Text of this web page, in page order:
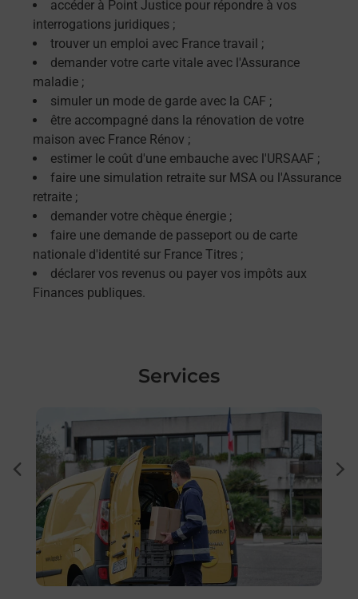
accéder à Point Justice pour répondre à vos
interrogations juridiques ;
trouver un emploi avec France travail ;
demander votre carte vitale avec l'Assurance
maladie ;
simuler un mode de garde avec la CAF ;
être accompagné dans la rénovation de votre
maison avec France Rénov ;
estimer le coût d'une embauche avec l'URSAAF ;
faire une simulation retraite sur MSA ou l'Assurance
retraite ;
demander votre chèque énergie ;
faire une demande de passeport ou de carte
nationale d'identité sur France Titres ;
déclarer vos revenus ou payer vos impôts aux
Finances publiques.
Services
En savoir plus